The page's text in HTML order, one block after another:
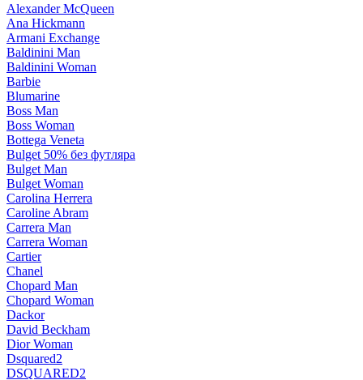
Alexander McQueen
Ana Hickmann
Armani Exchange
Baldinini Man
Baldinini Woman
Barbie
Blumarine
Boss Man
Boss Woman
Bottega Veneta
Bulget 50% без футляра
Bulget Man
Bulget Woman
Carolina Herrera
Caroline Abram
Carrera Man
Carrera Woman
Cartier
Chanel
Chopard Man
Chopard Woman
Dackor
David Beckham
Dior Woman
Dsquared2
DSQUARED2